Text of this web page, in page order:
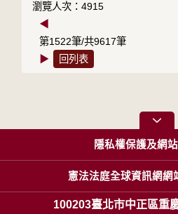
瀏覽人次：4915
◀
第1522筆/共9617筆
▶
回列表
隱私權保護及網
憲法法庭全球資訊網網
100203臺北市中正區重